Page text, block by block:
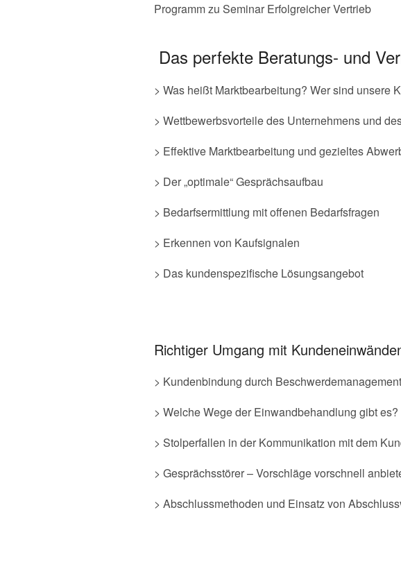
Programm zu Seminar Erfolgreicher Vertrieb
Das perfekte Beratungs- und
> Was heißt Marktbearbeitung? Wer sind unsere
> Wettbewerbsvorteile des Unternehmens und
> Effektive Marktbearbeitung und gezieltes
> Der „optimale“ Gesprächsaufbau
> Bedarfsermittlung mit offenen Bedarfsfragen
> Erkennen von Kaufsignalen
> Das kundenspezifische Lösungsangebot
Richtiger Umgang mit
> Kundenbindung durch Beschwerdemanagement
> Welche Wege der Einwandbehandlung gibt es?
> Stolperfallen in der Kommunikation mit dem
> Gesprächsstörer – Vorschläge vorschnell
> Abschlussmethoden und Einsatz von